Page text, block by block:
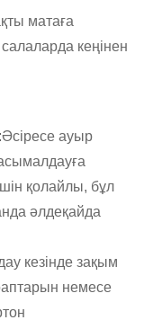
матаға
кеңінен
Әсіресе ауыр
қолайлы, бұл
әлдеқайда
кезінде зақым
немесе